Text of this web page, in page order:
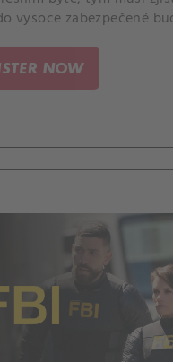
vysoce zabezpečené
dílem umělé inteligence.
NOW